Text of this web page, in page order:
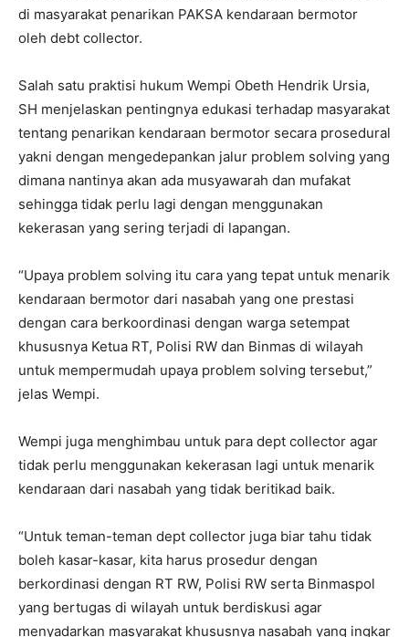
di masyarakat penarikan PAKSA kendaraan bermotor
oleh debt collector.
Salah satu praktisi hukum Wempi Obeth Hendrik Ursia,
SH menjelaskan pentingnya edukasi terhadap masyarakat
tentang penarikan kendaraan bermotor secara prosedural
yakni dengan mengedepankan jalur problem solving yang
dimana nantinya akan ada musyawarah dan mufakat
sehingga tidak perlu lagi dengan menggunakan
kekerasan yang sering terjadi di lapangan.
“Upaya problem solving itu cara yang tepat untuk menarik
kendaraan bermotor dari nasabah yang one prestasi
dengan cara berkoordinasi dengan warga setempat
khususnya Ketua RT, Polisi RW dan Binmas di wilayah
untuk mempermudah upaya problem solving tersebut,”
jelas Wempi.
Wempi juga menghimbau untuk para dept collector agar
tidak perlu menggunakan kekerasan lagi untuk menarik
kendaraan dari nasabah yang tidak beritikad baik.
“Untuk teman-teman dept collector juga biar tahu tidak
boleh kasar-kasar, kita harus prosedur dengan
berkordinasi dengan RT RW, Polisi RW serta Binmaspol
yang bertugas di wilayah untuk berdiskusi agar
menyadarkan masyarakat khususnya nasabah yang ingkar